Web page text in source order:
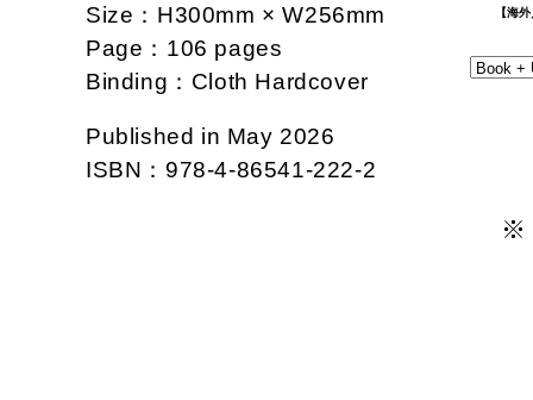
Size：H300mm × W256mm
Page：106 pages
Binding：Cloth Hardcover
Published in May 2026
ISBN：978-4-86541-222-2
【海
※